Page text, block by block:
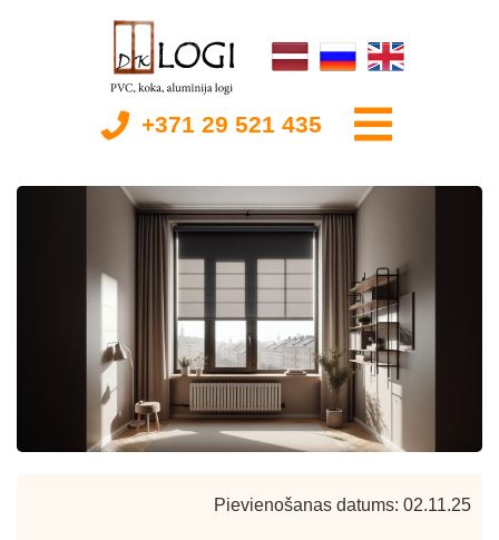
+371 29 521 435
Pievienošanas datums: 02.11.25